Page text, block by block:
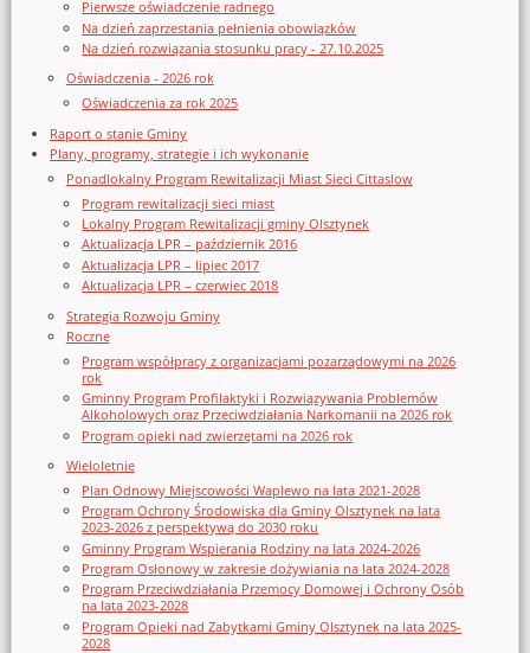
Pierwsze oświadczenie radnego
Na dzień zaprzestania pełnienia obowiązków
Na dzień rozwiązania stosunku pracy - 27.10.2025
Oświadczenia - 2026 rok
Oświadczenia za rok 2025
Raport o stanie Gminy
Plany, programy, strategie i ich wykonanie
Ponadlokalny Program Rewitalizacji Miast Sieci Cittaslow
Program rewitalizacji sieci miast
Lokalny Program Rewitalizacji gminy Olsztynek
Aktualizacja LPR – październik 2016
Aktualizacja LPR – lipiec 2017
Aktualizacja LPR – czerwiec 2018
Strategia Rozwoju Gminy
Roczne
Program współpracy z organizacjami pozarządowymi na 2026
rok
Gminny Program Profilaktyki i Rozwiązywania Problemów
Alkoholowych oraz Przeciwdziałania Narkomanii na 2026 rok
Program opieki nad zwierzętami na 2026 rok
Wieloletnie
Plan Odnowy Miejscowości Waplewo na lata 2021-2028
Program Ochrony Środowiska dla Gminy Olsztynek na lata
2023-2026 z perspektywą do 2030 roku
Gminny Program Wspierania Rodziny na lata 2024-2026
Program Osłonowy w zakresie dożywiania na lata 2024-2028
Program Przeciwdziałania Przemocy Domowej i Ochrony Osób
na lata 2023-2028
Program Opieki nad Zabytkami Gminy Olsztynek na lata 2025-
2028